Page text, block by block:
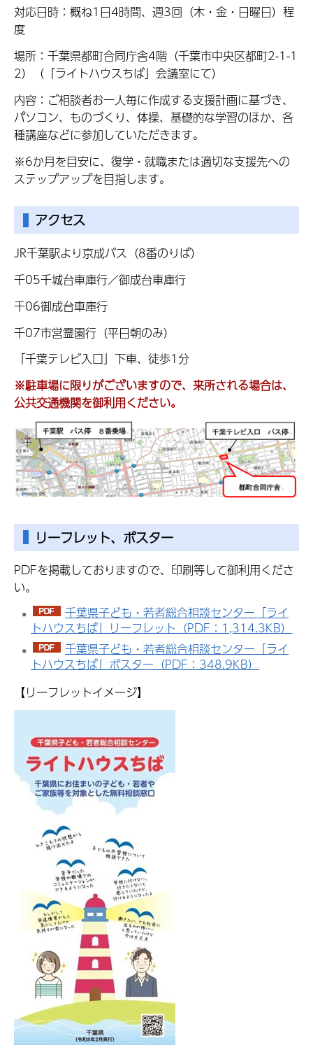
対応日時：概ね1日4時間、週3回（木・金・日曜日）程
度
場所：千葉県都町合同庁舎4階（千葉市中央区都町2-1-1
2）（「ライトハウスちば」会議室にて）
内容：ご相談者お一人毎に作成する支援計画に基づき、
パソコン、ものづくり、体操、基礎的な学習のほか、各
種講座などに参加していただきます。
※6か月を目安に、復学・就職または適切な支援先への
ステップアップを目指します。
アクセス
JR千葉駅より京成バス（8番のりば）
千05千城台車庫行／御成台車庫行
千06御成台車庫行
千07市営霊園行（平日朝のみ）
「千葉テレビ入口」下車、徒歩1分
※駐車場に限りがございますので、来所される場合は、
公共交通機関を御利用ください。
リーフレット、ポスター
PDFを掲載しておりますので、印刷等して御利用くださ
い。
千葉県子ども・若者総合相談センター「ライ
トハウスちば」リーフレット（PDF：1,314.3KB）
千葉県子ども・若者総合相談センター「ライ
トハウスちば」ポスター（PDF：348.9KB）
【リーフレットイメージ】